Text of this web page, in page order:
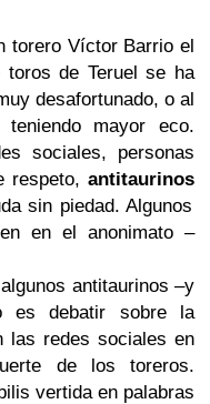
torero Víctor Barrio el
de Teruel se ha
desafortunado, o al
mayor eco.
sociales, personas
respeto, antitaurinos
sin piedad. Algunos
en el anonimato –
antitaurinos –y
es debatir sobre la
las redes sociales en
de los toreros.
vertida en palabras